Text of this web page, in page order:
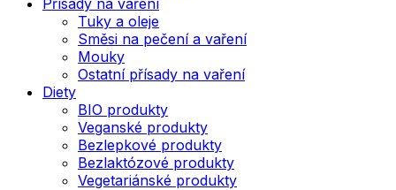
Tuky a oleje
Směsi na pečení a vaření
Mouky
Ostatní přísady na vaření
Diety
BIO produkty
Veganské produkty
Bezlepkové produkty
Bezlaktózové produkty
Vegetariánské produkty